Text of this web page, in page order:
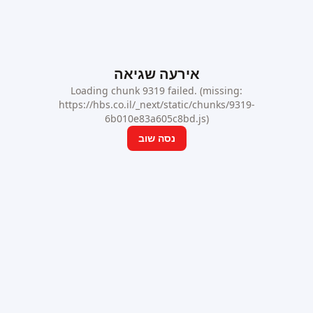
אירעה שגיאה
Loading chunk 9319 failed. (missing:
https://hbs.co.il/_next/static/chunks/9319-
6b010e83a605c8bd.js)